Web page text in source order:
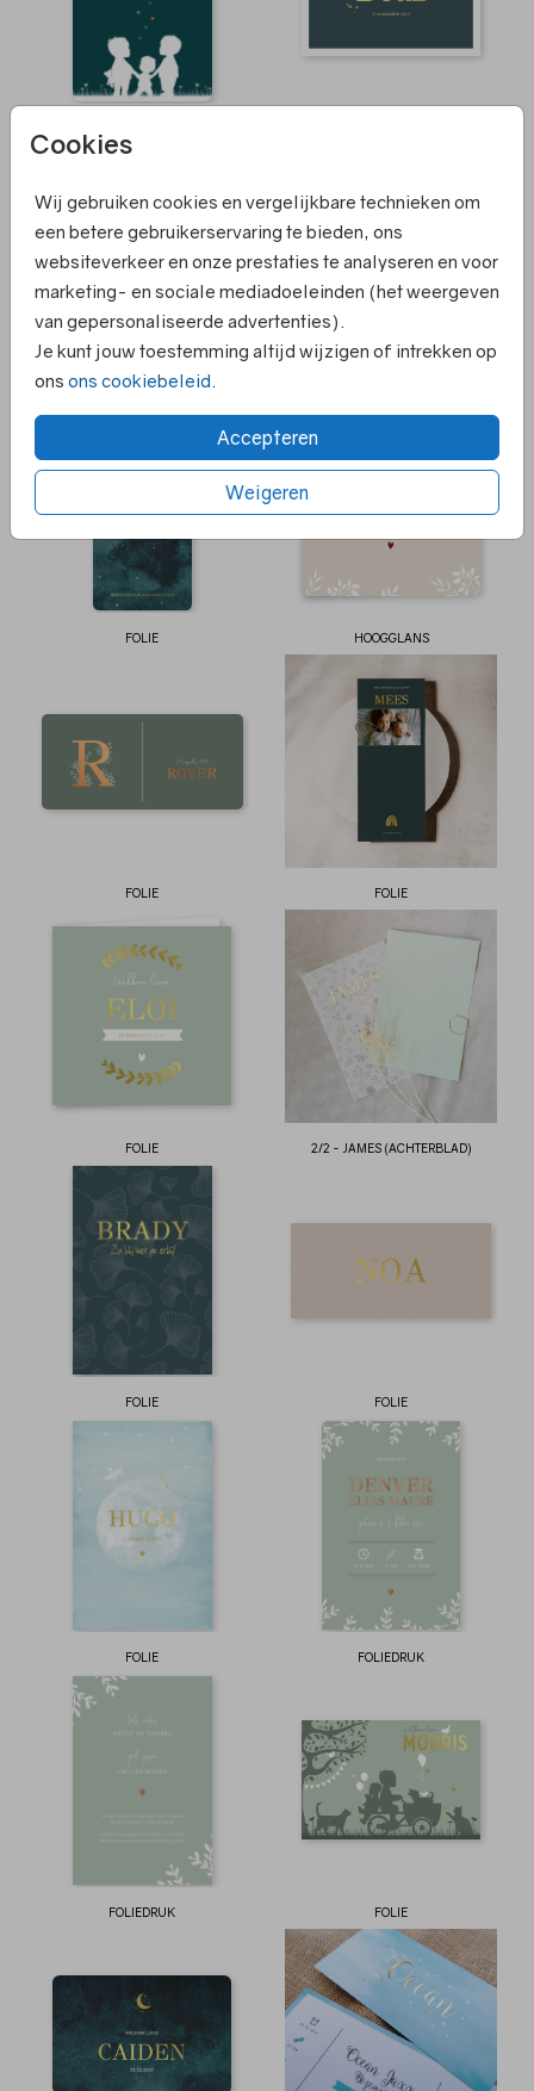
Cookies
Wij gebruiken cookies en vergelijkbare technieken om
een betere gebruikerservaring te bieden, ons
websiteverkeer en onze prestaties te analyseren en voor
marketing- en sociale mediadoeleinden (het weergeven
van gepersonaliseerde advertenties).
Je kunt jouw toestemming altijd wijzigen of intrekken op
ons ons cookiebeleid.
Accepteren
Weigeren
FOLIE
FOLIE HOOGGLANS
FOLIE FOLIE
FOLIE 2/2 - JAMES (ACHTERBLAD)
FOLIE FOLIE
FOLIE FOLIEDRUK
FOLIEDRUK FOLIE